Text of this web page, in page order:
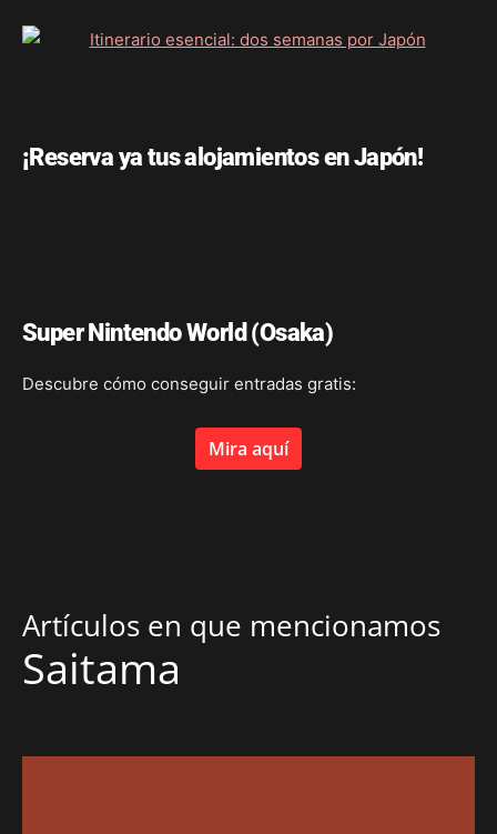
¡Reserva ya tus alojamientos en Japón!
Super Nintendo World (Osaka)
Descubre cómo conseguir entradas gratis:
Mira aquí
Artículos en que mencionamos
Saitama